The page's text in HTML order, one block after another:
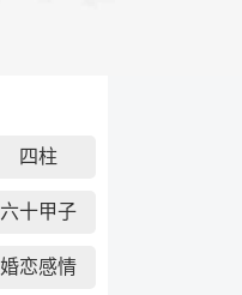
四柱
六十甲子
婚恋感情